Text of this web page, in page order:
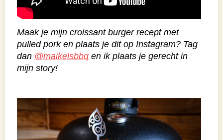
Maak je mijn croissant burger recept met
pulled pork en plaats je dit op Instagram? Tag
dan @maikelsbbq en ik plaats je gerecht in
mijn story!